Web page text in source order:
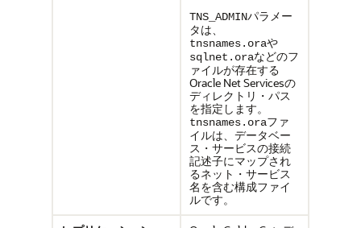
TNS_ADMINパラメー
タは、
tnsnames.oraや
sqlnet.oraなどのフ
ァイルが存在する
Oracle Net Servicesの
ディレクトリ・パス
を指定します。
tnsnames.oraファ
イルは、データベー
ス・サービスの接続
記述子にマップされ
るネット・サービス
名を含む構成ファイ
ルです。